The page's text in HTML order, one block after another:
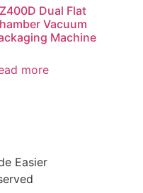
Dual Flat
Vacuum
Machine
more
Easier